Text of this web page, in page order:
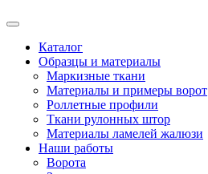
Каталог
Образцы и материалы
Маркизные ткани
Материалы и примеры ворот
Роллетные профили
Ткани рулонных штор
Материалы ламелей жалюзи
Наши работы
Ворота